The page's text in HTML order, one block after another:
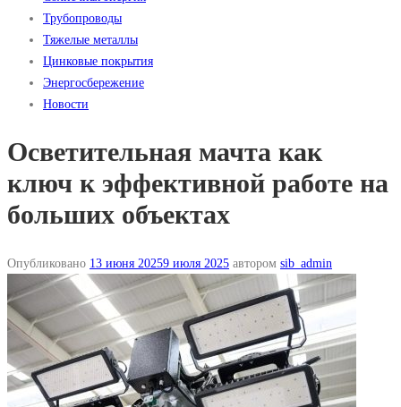
Трубопроводы
Тяжелые металлы
Цинковые покрытия
Энергосбережение
Новости
Осветительная мачта как
ключ к эффективной работе на
больших объектах
Опубликовано 13 июня 20259 июля 2025 автором sib_admin